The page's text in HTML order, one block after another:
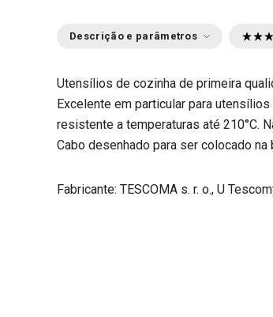
Descrição e parâmetros
Utensílios de cozinha de primeira
Excelente em particular para
resistente a temperaturas até 210°C.
Cabo desenhado para ser colocado na
Fabricante: TESCOMA s. r. o., U